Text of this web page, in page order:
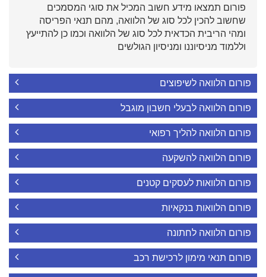
פורום תמצאו מידע חשוב המכיל את סוגי המסמכים
שחשוב להכין לכל סוג של הלוואה, מהם תנאי הפריסה
ומהי הריבית הכדאית לכל סוג של הלוואה וכמו כן להתייעץ
וללמוד מניסיוננו ומניסיון הגולשים
פורום הלוואה לשיפוצים
פורום הלוואה לבעלי חשבון מוגבל
פורום הלוואה להליך רפואי
פורום הלוואה להשקעה
פורום הלוואות לעסקים קטנים
פורום הלוואות בנקאיות
פורום הלוואה לחתונה
פורום תנאי מימון לרכישת רכב